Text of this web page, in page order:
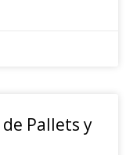
Pallets y